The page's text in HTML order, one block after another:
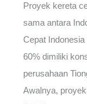
Proyek kereta
sama antara
Cepat
60% dimiliki
perusahaan
Awalnya,